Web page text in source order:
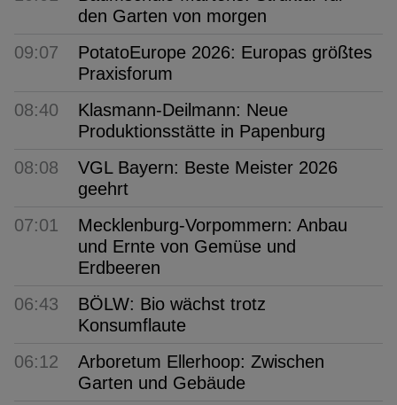
den Garten von morgen
09:07
PotatoEurope 2026: Europas größtes
Praxisforum
08:40
Klasmann-Deilmann: Neue
Produktionsstätte in Papenburg
08:08
VGL Bayern: Beste Meister 2026
geehrt
07:01
Mecklenburg-Vorpommern: Anbau
und Ernte von Gemüse und
Erdbeeren
06:43
BÖLW: Bio wächst trotz
Konsumflaute
06:12
Arboretum Ellerhoop: Zwischen
Garten und Gebäude